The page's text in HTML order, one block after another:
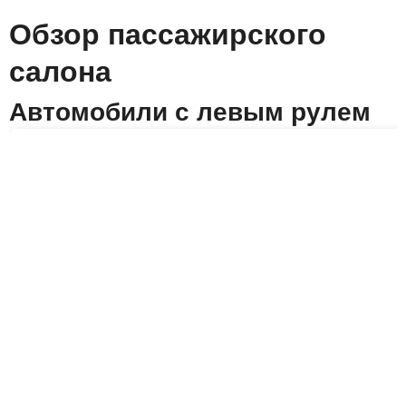
Обзор пассажирского
салона
Автомобили с левым рулем